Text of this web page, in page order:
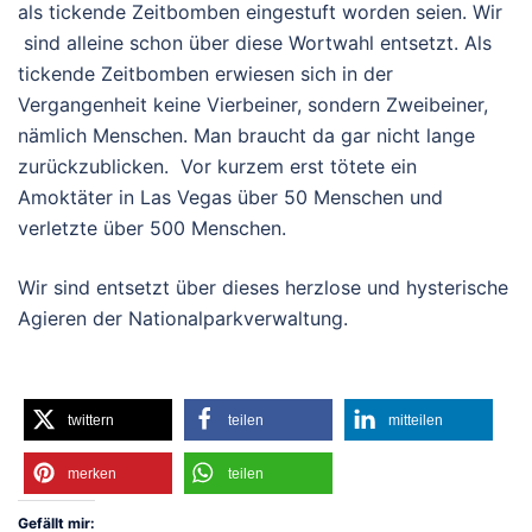
als tickende Zeitbomben eingestuft worden seien. Wir
sind alleine schon über diese Wortwahl entsetzt. Als
tickende Zeitbomben erwiesen sich in der
Vergangenheit keine Vierbeiner, sondern Zweibeiner,
nämlich Menschen. Man braucht da gar nicht lange
zurückzublicken. Vor kurzem erst tötete ein
Amoktäter in Las Vegas über 50 Menschen und
verletzte über 500 Menschen.
Wir sind entsetzt über dieses herzlose und hysterische
Agieren der Nationalparkverwaltung.
twittern teilen mitteilen
merken teilen
Gefällt mir: